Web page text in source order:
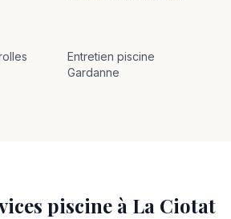
Entretien piscine
Gardanne
piscine à La Ciotat